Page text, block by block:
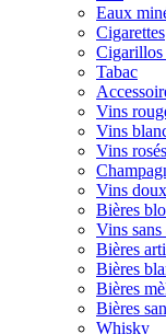
Eaux
Cigarettes
Tabac
Vins
Vins
Vins rosés
Vins
Bières
Vins
Bières
Bières
Bières
Bières
Whisky